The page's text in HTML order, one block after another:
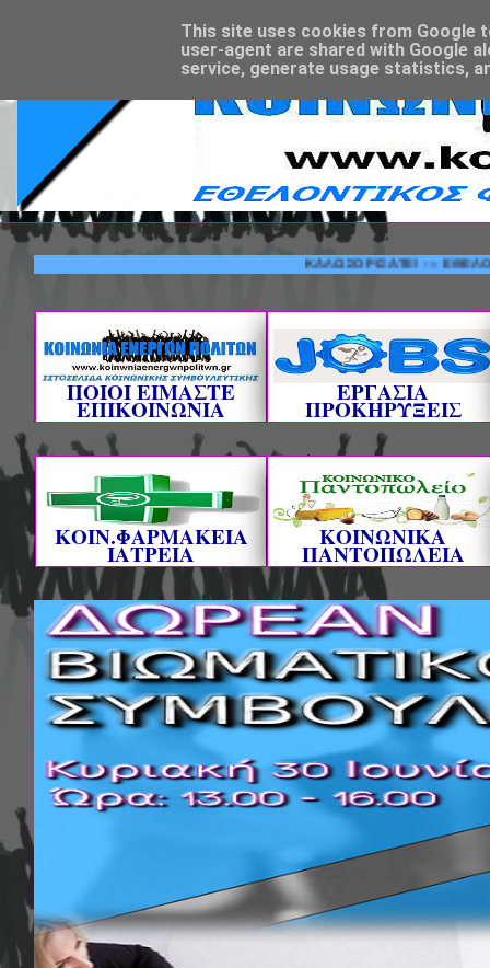
ΚΑΛΩΣΟΡΙΣΑΤΕ! ---
ΠΟΙΟΙ ΕΙΜΑΣΤΕ
ΕΠΙΚΟΙΝΩΝΙΑ
ΕΡΓΑΣΙΑ
ΠΡΟΚΗΡΥΞΕΙΣ
ΚΟΙΝ.ΦΑΡΜΑΚΕΙΑ
ΙΑΤΡΕΙΑ
ΚΟΙΝΩΝΙΚΑ
ΠΑΝΤΟΠΩΛΕΙΑ
This site uses cookies from Google
user-agent are shared with Google
service, generate usage statistics,